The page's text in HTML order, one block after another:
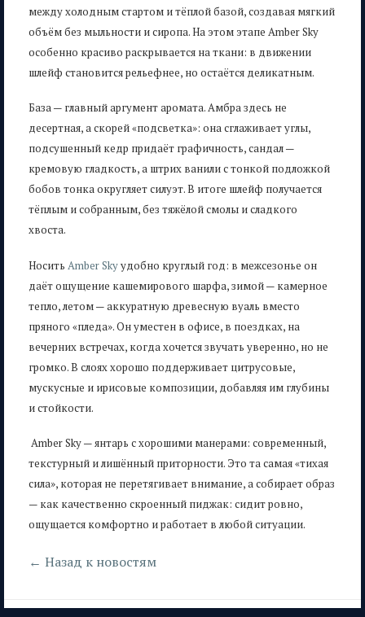
между холодным стартом и тёплой базой, создавая мягкий
объём без мыльности и сиропа. На этом этапе Amber Sky
особенно красиво раскрывается на ткани: в движении
шлейф становится рельефнее, но остаётся деликатным.
База — главный аргумент аромата. Амбра здесь не
десертная, а скорей «подсветка»: она сглаживает углы,
подсушенный кедр придаёт графичность, сандал —
кремовую гладкость, а штрих ванили с тонкой подложкой
бобов тонка округляет силуэт. В итоге шлейф получается
тёплым и собранным, без тяжёлой смолы и сладкого
хвоста.
Носить Amber Skyудобно круглый год: в межсезонье он
даёт ощущение кашемирового шарфа, зимой — камерное
тепло, летом — аккуратную древесную вуаль вместо
пряного «пледа». Он уместен в офисе, в поездках, на
вечерних встречах, когда хочется звучать уверенно, но не
громко. В слоях хорошо поддерживает цитрусовые,
мускусные и ирисовые композиции, добавляя им глубины
и стойкости.
Amber Sky — янтарь с хорошими манерами: современный,
текстурный и лишённый приторности. Это та самая «тихая
сила», которая не перетягивает внимание, а собирает образ
— как качественно скроенный пиджак: сидит ровно,
ощущается комфортно и работает в любой ситуации.
← Назад к новостям